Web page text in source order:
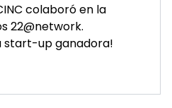
colaboró en la
22@network.
start-up ganadora!